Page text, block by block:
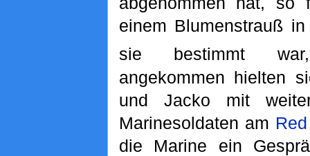
einem Blumenstrauß
sie bestimmt
angekommen hielten
und Jacko mit
Marinesoldaten am
die Marine ein